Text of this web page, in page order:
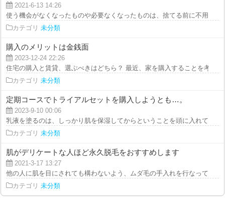
2021-6-13 14:26
使う機会がなくなったものや必要なくなったものは、捨てる前に不用品の
カテゴリ 未分類
購入のメリットは金銭面
2023-12-24 22:26
住宅の購入と賃貸、選ぶべきはどちら？ 最近、家を購入することを考え
カテゴリ 未分類
定期コースでトライアルセットを購入しようとも…。
2023-9-10 00:06
乳液を塗るのは、しっかり肌を保湿してからということを頭に入れておい
カテゴリ 未分類
肌がデリケートな人ほど永久脱毛をおすすめします
2021-3-17 13:27
他の人に肌を目にされても構わないよう、ムダ毛の手入れを行なっておく
カテゴリ 未分類